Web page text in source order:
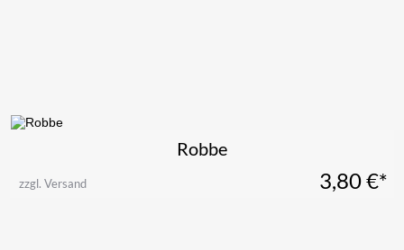
Robbe
zzgl. Versand 3,80€*